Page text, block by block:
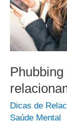
Dicas de
Saúde Mental